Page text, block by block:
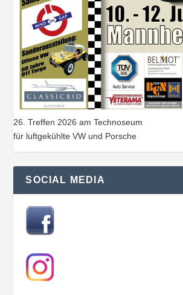
26. Treffen 2026 am Technoseum
für luftgekühlte VW und Porsche
SOCIAL MEDIA